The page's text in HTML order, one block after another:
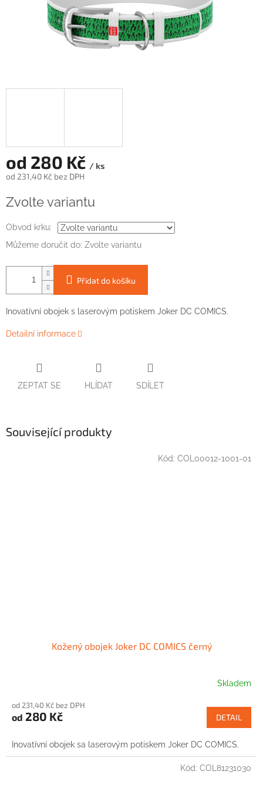
od 280 Kč / ks
od 231,40 Kč bez DPH
cena:
Zvolte variantu
Obvod krku:
Můžeme doručit do: Zvolte variantu
Přidat do košíku
Inovatívní obojek s laserovým potiskem Joker DC COMICS.
Detailní informace
ZEPTAT SE HLÍDAT SDÍLET
Související produkty
Kožený obojek Joker DC COMICS černý
Skladem
od 231,40 Kč bez DPH
od 280 Kč DETAIL
Inovatívní obojek sa laserovým potiskem Joker DC COMICS.
Kód: COL00012-1001-01
Kód: COL81231030